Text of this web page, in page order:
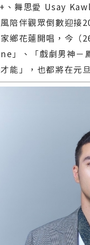
、舞思愛 Usay
陪伴觀眾倒數迎接
鄉花蓮開唱，今（
」、「戲劇男神－
能」，也都將在元